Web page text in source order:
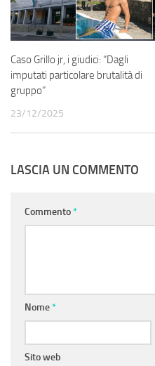
Caso Grillo jr, i giudici: “Dagli
imputati particolare brutalità di
gruppo”
23/12/2025
LASCIA UN COMMENTO
Commento*
Nome*
Sito web